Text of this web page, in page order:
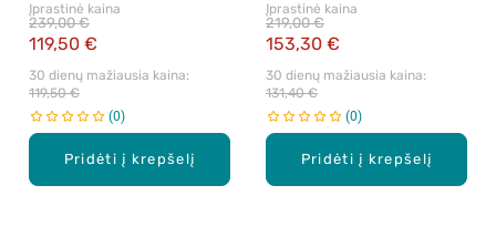
Pridėti į krepšelį
šepetėlis, 1 vnt.
Įprastinė kaina
119,50 €
239,00 €
30 dienų mažiausia kaina:
119,50 €
0
Pridėti į krepšelį
šepetėlis, 1 vnt.
Įprastinė kaina
153,30 €
219,00 €
30 dienų mažiausia kaina:
131,40 €
0